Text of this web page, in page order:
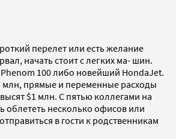
перелет или есть желание
начать стоит с легких ма- шин.
100 либо новейший HondaJet.
млн, прямые и переменные расходы
$1 млн. С пятью коллегами на
облететь несколько офисов или
в гости к родственникам